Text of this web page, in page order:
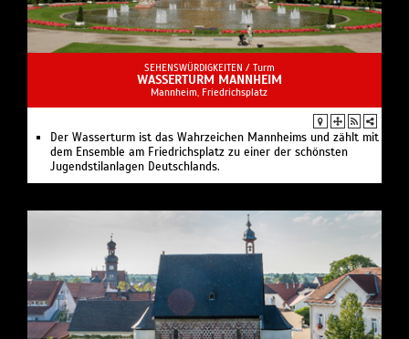
SEHENSWÜRDIGKEITEN / Turm
WASSERTURM MANNHEIM
Mannheim, Friedrichsplatz
Der Wasserturm ist das Wahrzeichen Mannheims und zählt mit
dem Ensemble am Friedrichsplatz zu einer der schönsten
Jugendstilanlagen Deutschlands.